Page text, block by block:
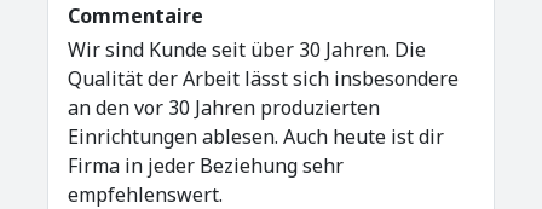
Commentaire
Wir sind Kunde seit über 30 Jahren. Die
Qualität der Arbeit lässt sich insbesondere
an den vor 30 Jahren produzierten
Einrichtungen ablesen. Auch heute ist dir
Firma in jeder Beziehung sehr
empfehlenswert.